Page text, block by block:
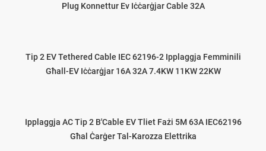
Plug Konnettur Ev Iċċarġjar Cable 32A
Tip 2 EV Tethered Cable IEC 62196-2 Ipplaggja Femminili
Għall-EV Iċċarġjar 16A 32A 7.4KW 11KW 22KW
Ipplaggja AC Tip 2 B'Cable EV Tliet Fażi 5M 63A IEC62196
Għal Ċarġer Tal-Karozza Elettrika